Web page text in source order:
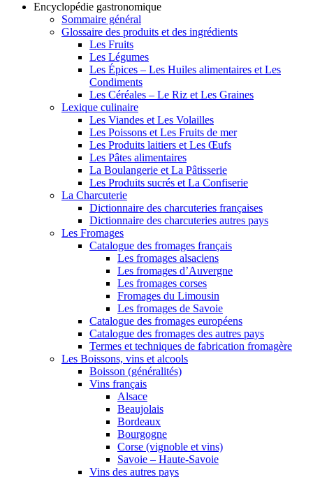
Encyclopédie gastronomique
Sommaire général
Glossaire des produits et des ingrédients
Les Fruits
Les Légumes
Les Épices – Les Huiles alimentaires et Les
Condiments
Les Céréales – Le Riz et Les Graines
Lexique culinaire
Les Viandes et Les Volailles
Les Poissons et Les Fruits de mer
Les Produits laitiers et Les Œufs
Les Pâtes alimentaires
La Boulangerie et La Pâtisserie
Les Produits sucrés et La Confiserie
La Charcuterie
Dictionnaire des charcuteries françaises
Dictionnaire des charcuteries autres pays
Les Fromages
Catalogue des fromages français
Les fromages alsaciens
Les fromages d’Auvergne
Les fromages corses
Fromages du Limousin
Les fromages de Savoie
Catalogue des fromages européens
Catalogue des fromages des autres pays
Termes et techniques de fabrication fromagère
Les Boissons, vins et alcools
Boisson (généralités)
Vins français
Alsace
Beaujolais
Bordeaux
Bourgogne
Corse (vignoble et vins)
Savoie – Haute-Savoie
Vins des autres pays